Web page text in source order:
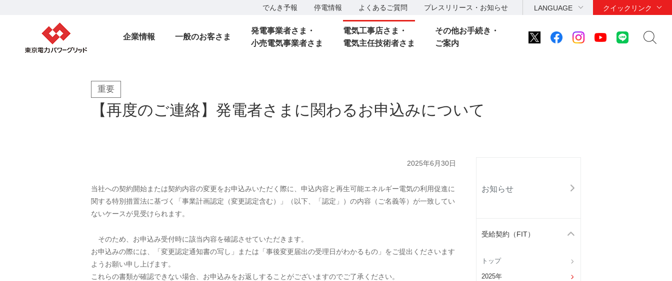
でんき予報 停電情報 よくあるご質問 プレスリリース・お知らせ LANGUAGE クイックリンク
企業情報 一般のお客さま
発電事業者さま・
小売電気事業者さま
電気工事店さま・
電気主任技術者さま
その他お手続き・
ご案内
お知らせ
受給契約（FIT）
トップ
2025年
重要
【再度のご連絡】発電者さまに関わるお申込みについて
2025年6月30日
当社への契約開始または契約内容の変更をお申込みいただく際に、申込内容と再生可能エネルギー電気の利用促進に
関する特別措置法に基づく「事業計画認定（変更認定含む）」（以下、「認定」）の内容（ご名義等）が一致してい
ないケースが見受けられます。
そのため、お申込み受付時に該当内容を確認させていただきます。
お申込みの際には、「変更認定通知書の写し」または「事後変更届出の受理日がわかるもの」をご提出くださいます
ようお願い申し上げます。
これらの書類が確認できない場合、お申込みをお返しすることがございますのでご了承ください。